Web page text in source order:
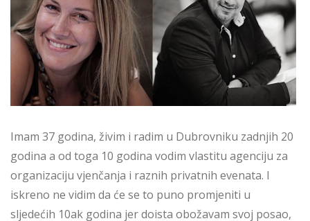
Imam 37 godina, živim i radim u Dubrovniku zadnjih 20
godina a od toga 10 godina vodim vlastitu agenciju za
organizaciju vjenčanja i raznih privatnih evenata. I
iskreno ne vidim da će se to puno promjeniti u
sljedećih 10ak godina jer doista obožavam svoj posao,